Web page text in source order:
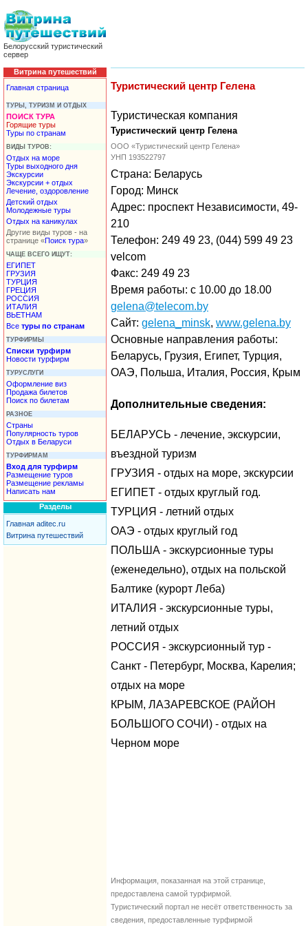
Белорусский туристический
сервер
Витрина путешествий
Главная страница
ТУРЫ, ТУРИЗМ И ОТДЫХ
ПОИСК ТУРА
Горящие туры
Туры по странам
ВИДЫ ТУРОВ:
Отдых на море
Туры выходного дня
Экскурсии
Экскурсии + отдых
Лечение, оздоровление
Детский отдых
Молодежные туры
Отдых на каникулах
Другие виды туров - на
странице «Поиск тура»
ЧАЩЕ ВСЕГО ИЩУТ:
ЕГИПЕТ
ГРУЗИЯ
ТУРЦИЯ
ГРЕЦИЯ
РОССИЯ
ИТАЛИЯ
ВЬЕТНАМ
Все туры по странам
ТУРФИРМЫ
Списки турфирм
Новости турфирм
ТУРУСЛУГИ
Оформление виз
Продажа билетов
Поиск по билетам
РАЗНОЕ
Страны
Популярность туров
Отдых в Беларуси
ТУРФИРМАМ
Вход для турфирм
Размещение туров
Размещение рекламы
Написать нам
Разделы
Главная aditec.ru
Витрина путешествий
Туристический центр Гелена
Туристическая компания
Туристический центр Гелена
ООО «Туристический центр Гелена»
УНП 193522797
Страна: Беларусь
Город: Минск
Адрес: проспект Независимости, 49-
210
Телефон: 249 49 23, (044) 599 49 23
velcom
Факс: 249 49 23
Время работы: с 10.00 до 18.00
gelena@telecom.by
Сайт: gelena_minsk, www.gelena.by
Основные направления работы:
Беларусь, Грузия, Египет, Турция,
ОАЭ, Польша, Италия, Россия, Крым
Дополнительные сведения:
БЕЛАРУСЬ - лечение, экскурсии,
въездной туризм
ГРУЗИЯ - отдых на море, экскурсии
ЕГИПЕТ - отдых круглый год.
ТУРЦИЯ - летний отдых
ОАЭ - отдых круглый год
ПОЛЬША - экскурсионные туры
(еженедельно), отдых на польской
Балтике (курорт Леба)
ИТАЛИЯ - экскурсионные туры,
летний отдых
РОССИЯ - экскурсионный тур -
Санкт - Петербург, Москва, Карелия;
отдых на море
КРЫМ, ЛАЗАРЕВСКОЕ (РАЙОН
БОЛЬШОГО СОЧИ) - отдых на
Черном море
Информация, показанная на этой странице,
предоставлена самой турфирмой.
Туристический портал не несёт ответственность за
сведения, предоставленные турфирмой